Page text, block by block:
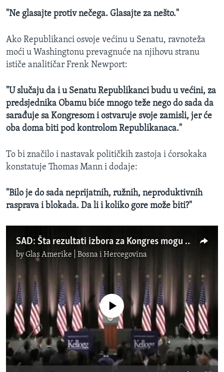
"Ne glasajte protiv nečega. Glasajte za nešto."
Ako Republikanci osvoje većinu u Senatu, ravnoteža
moći u Washingtonu prevagnuće na njihovu stranu
ističe analitičar Frenk Newport:
"U slučaju da i u Senatu Republikanci budu u većini, za
predsjednika Obamu biće mnogo teže nego do sada da
sarađuje sa Kongresom i ostvaruje svoje zamisli, jer će
oba doma biti pod kontrolom Republikanaca."
To bi značilo i nastavak političkih zastoja i ćorsokaka
konstatuje Thomas Mann i dodaje:
"Bilo je do sada neprijatnih, ružnih, neproduktivnih
rasprava i blokada. Da li i koliko gore može biti?"
SAD: Šta rezultati izbora za Kongres mogu značiti za Obamu?
byGlas Amerike | Bosna i Hercegovina
No media source currently available